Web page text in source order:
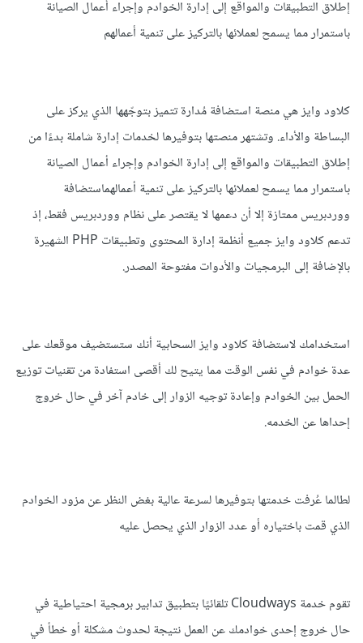
إطلاق التطبيقات والمواقع إلى إدارة الخوادم وإجراء أعمال الصيانة
باستمرار مما يسمح لعملائها بالتركيز على تنمية أعمالهم
كلاود وايز هي منصة استضافة مُدارة تتميز بتوجّهها الذي يركز على
البساطة والأداء. وتشتهر منصتها بتوفيرها لخدمات إدارة شاملة بدءًا من
إطلاق التطبيقات والمواقع إلى إدارة الخوادم وإجراء أعمال الصيانة
باستمرار مما يسمح لعملائها بالتركيز على تنمية أعمالهماستضافة
ووردبريس ممتازة إلا أن دعمها لا يقتصر على نظام ووردبريس فقط، إذ
تدعم كلاود وايز جميع أنظمة إدارة المحتوى وتطبيقات PHP الشهيرة
بالإضافة إلى البرمجيات والأدوات مفتوحة المصدر.
استخدامك لاستضافة كلاود وايز السحابية أنك ستستضيف موقعك على
عدة خوادم في نفس الوقت مما يتيح لك أقصى استفادة من تقنيات توزيع
الحمل بين الخوادم وإعادة توجيه الزوار إلى خادم آخر في حال خروج
إحداها عن الخدمه.
لطالما عُرفت خدمتها بتوفيرها لسرعة عالية بغض النظر عن مزود الخوادم
الذي قمت باختياره أو عدد الزوار الذي يحصل عليه
تقوم خدمة Cloudways تلقائيًا بتطبيق تدابير برمجية احتياطية في
حال خروج إحدى خوادمك عن العمل نتيجة لحدوث مشكلة أو خطأ في